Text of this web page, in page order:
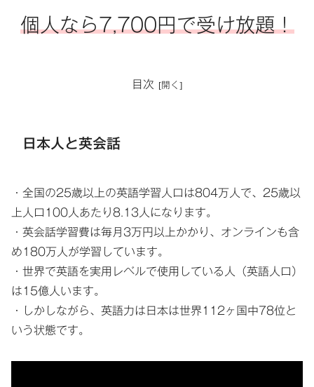
個人なら7,700円で受け放題！
目次
日本人と英会話
・全国の25歳以上の英語学習人口は804万人で、25歳以
上人口100人あたり8.13人になります。
・英会話学習費は毎月3万円以上かかり、オンラインも含
め180万人が学習しています。
・世界で英語を実用レベルで使用している人（英語人口）
は15億人います。
・しかしながら、英語力は日本は世界112ヶ国中78位と
いう状態です。